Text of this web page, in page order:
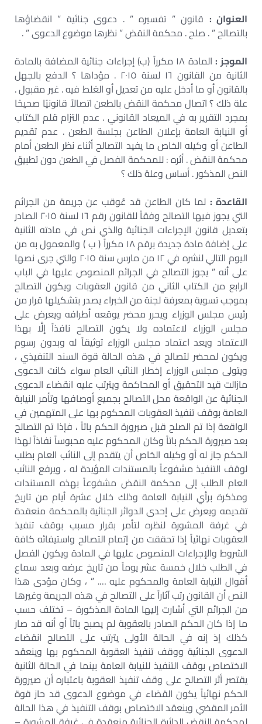
العنوان : قانون ” تفسيره ” . دعوى جنائية ” انقضاؤها
بالتصالح ” . صلح . محكمة النقض ” نظرها موضوع الدعوى ” .
الموجز :
المادة ١٨ مكرراً (ب) إجراءات جنائية المضافة بالمادة
الثانية من القانون ١٦ لسنة ٢٠١٥ . مؤداها ؟ الدفع بالجهل
بالقانون أو ما أدخل عليه من تعديل أو الغلط فيه . غير مقبول .
علة ذلك ؟ اتصال محكمة النقض بالطعن اتصالاً قانونيًا صحيحًا
بمجرد التقرير به في الميعاد القانوني . عدم التزام قلم الكتاب
أو النيابة العامة بإعلان الطاعن بجلسة الطعن . عدم تقديم
الطاعن أو وكيله الخاص ما يفيد التصالح أثناء نظر الطعن أمام
محكمة النقض . أثره : للمحكمة الفصل في الطعن دون تطبيق
النص المذكور . أساس وعلة ذلك ؟
القاعدة :لما كان الطاعن قد عُوقب عن جريمة من الجرائم
التي يجوز فيها التصالح وفقاً للقانون رقم ١٦ لسنة ٢٠١٥ الصادر
بتعديل قانون الإجراءات الجنائية والذي نص في مادته الثانية
على إضافة مادة جديدة برقم ١٨ مكرراً ( ب ) والمعمول به من
اليوم التالي لنشره في ١٢ من مارس سنة ٢٠١٥ والتي جرى نصها
على أنه ” يجوز التصالح في الجرائم المنصوص عليها في الباب
الرابع من الكتاب الثاني من قانون العقوبات ويكون التصالح
بموجب تسوية بمعرفة لجنة من الخبراء يصدر بتشكيلها قرار من
رئيس مجلس الوزراء ويحرر محضر يوقعه أطرافه ويعرض على
مجلس الوزراء لاعتماده ولا يكون التصالح نافذاً إلَّا بهذا
الاعتماد ويعد اعتماد مجلس الوزراء توثيقاً له وبدون رسوم
ويكون لمحضر لتصالح في هذه الحالة قوة السند التنفيذي ،
ويتولى مجلس الوزراء إخطار النائب العام سواء كانت الدعوى
مازالت قيد التحقيق أو المحاكمة ويترتب عليه انقضاء الدعوى
الجنائية عن الواقعة محل التصالح بجميع أوصافها وتأمر النيابة
العامة بوقف تنفيذ العقوبات المحكوم بها على المتهمين في
الواقعة إذا تم الصلح قبل صيرورة الحكم باتاً ، فإذا تم التصالح
بعد صيرورة الحكم باتاً وكان المحكوم عليه محبوساً نفاذاً لهذا
الحكم جاز له أو وكيله الخاص أن يتقدم إلى النائب العام بطلب
لوقف التنفيذ مشفوعاً بالمستندات المؤيدة له ، ويرفع النائب
العام الطلب إلى محكمة النقض مشفوعاً بهذه المستندات
ومذكرة برأي النيابة العامة وذلك خلال عشرة أيام من تاريخ
تقديمه ويعرض على إحدى الدوائر الجنائية بالمحكمة منعقدة
في غرفة المشورة لنظره لتأمر بقرار مسبب بوقف تنفيذ
العقوبات نهائياً إذا تحققت من إتمام التصالح واستيفائه كافة
الشروط والإجراءات المنصوص عليها في المادة ويكون الفصل
في الطلب خلال خمسة عشر يوماً من تاريخ عرضه وبعد سماع
أقوال النيابة العامة والمحكوم عليه …. ” ، وكان مؤدى هذا
النص أن القانون رتب آثاراً على التصالح في هذه الجريمة وغيرها
من الجرائم التي أشارت إليها المادة المذكورة – تختلف حسب
ما إذا كان الحكم الصادر بالعقوبة لم يصبح باتاً أو أنه قد صار
كذلك إذ إنه في الحالة الأولى يترتب على التصالح انقضاء
الدعوى الجنائية ووقف تنفيذ العقوبة المحكوم بها وينعقد
الاختصاص بوقف التنفيذ للنيابة العامة بينما في الحالة الثانية
يقتصر أثر التصالح على وقف تنفيذ العقوبة باعتباره أن صيرورة
الحكم نهائياً يكون القضاء في موضوع الدعوى قد حاز قوة
الأمر المقضي وينعقد الاختصاص بوقف التنفيذ في هذا الحالة